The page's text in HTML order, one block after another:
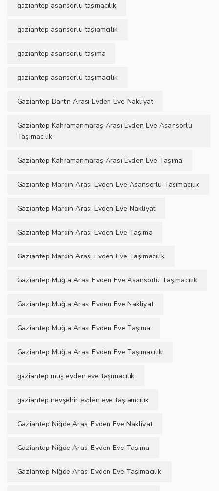
gaziantep asansörlü taşmacılık
gaziantep asansörlü taşıamcılık
gaziantep asansörlü taşıma
gaziantep asansörlü taşımacılık
Gaziantep Bartın Arası Evden Eve Nakliyat
Gaziantep Kahramanmaraş Arası Evden Eve Asansörlü
Taşımacılık
Gaziantep Kahramanmaraş Arası Evden Eve Taşıma
Gaziantep Mardin Arası Evden Eve Asansörlü Taşımacılık
Gaziantep Mardin Arası Evden Eve Nakliyat
Gaziantep Mardin Arası Evden Eve Taşıma
Gaziantep Mardin Arası Evden Eve Taşımacılık
Gaziantep Muğla Arası Evden Eve Asansörlü Taşımacılık
Gaziantep Muğla Arası Evden Eve Nakliyat
Gaziantep Muğla Arası Evden Eve Taşıma
Gaziantep Muğla Arası Evden Eve Taşımacılık
gaziantep muş evden eve taşımacılık
gaziantep nevşehir evden eve taşıamcılık
Gaziantep Niğde Arası Evden Eve Nakliyat
Gaziantep Niğde Arası Evden Eve Taşıma
Gaziantep Niğde Arası Evden Eve Taşımacılık